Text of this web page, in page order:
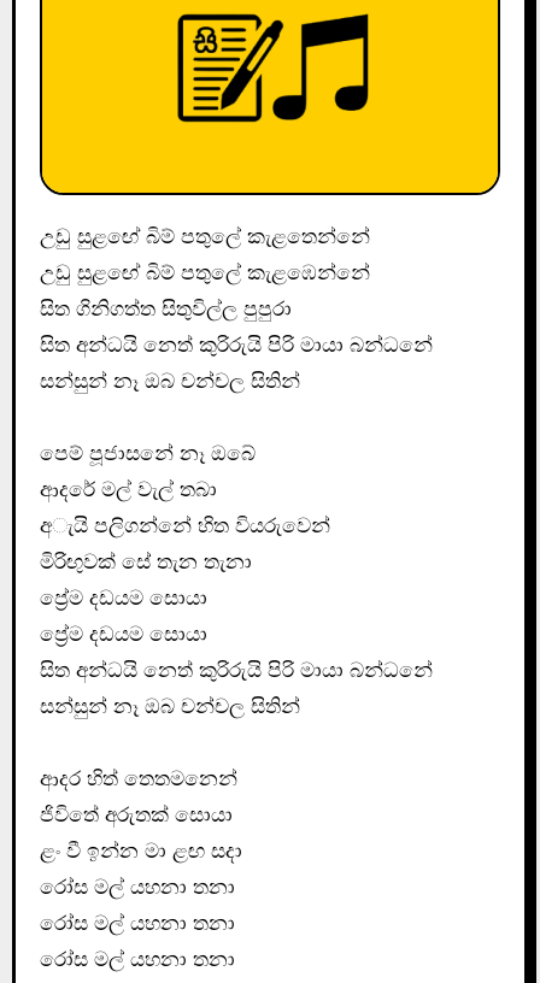
උඩු සුළඟේ බිම් පතුලේ කැළතෙන්නේ
උඩු සුළඟේ බිම් පතුලේ කැළඹෙන්නේ
සිත ගිනිගත්ත සිතුවිල්ල පුපුරා
සිත අන්ධයි නෙත් කුරිරුයි පිරි මායා බන්ධනේ
සන්සුන් නෑ ඔබ චන්චල සිතින්
පෙම් පූජාසනේ නෑ ඔබේ
ආදරේ මල් වැල් තබා
අැයි පලිගන්නේ හිත වියරුවෙන්
මිරිඟුවක් සේ තැන තැනා
ප්‍රේම දඩයම සොයා
ප්‍රේම දඩයම සොයා
සිත අන්ධයි නෙත් කුරිරුයි පිරි මායා බන්ධනේ
සන්සුන් නෑ ඔබ චන්චල සිතින්
ආදර හිත් තෙතමනෙන්
ජිවිතේ අරුතක් සොයා
ළං වී ඉන්න මා ළඟ සදා
රෝස මල් යහනා තනා
රෝස මල් යහනා තනා
රෝස මල් යහනා තනා